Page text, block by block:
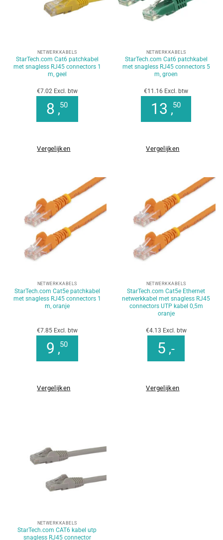
NETWERKKABELS
StarTech.com Cat6 patchkabel
met snagless RJ45 connectors 1
m, geel
€7.02 Excl. btw
8 ,50
Vergelijken
NETWERKKABELS
StarTech.com Cat6 patchkabel
met snagless RJ45 connectors 5
m, groen
€11.16 Excl. btw
13 ,50
Vergelijken
NETWERKKABELS
StarTech.com Cat5e patchkabel
met snagless RJ45 connectors 1
m, oranje
€7.85 Excl. btw
9 ,50
Vergelijken
NETWERKKABELS
StarTech.com Cat5e Ethernet
netwerkkabel met snagless RJ45
connectors UTP kabel 0,5m
oranje
€4.13 Excl. btw
5 ,-
Vergelijken
NETWERKKABELS
StarTech.com CAT6 kabel utp
snagless RJ45 connector